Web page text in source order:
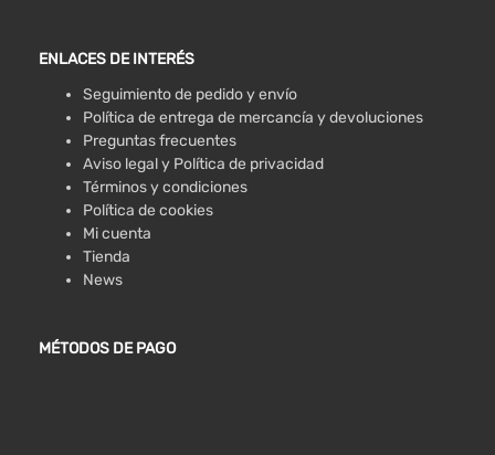
ENLACES DE INTERÉS
Seguimiento de pedido y envío
Política de entrega de mercancía y devoluciones
Preguntas frecuentes
Aviso legal y Política de privacidad
Términos y condiciones
Política de cookies
Mi cuenta
Tienda
News
MÉTODOS DE PAGO